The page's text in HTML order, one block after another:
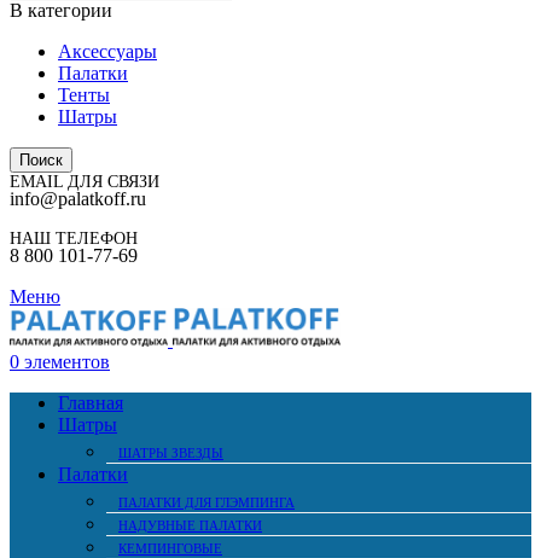
В категории
Аксессуары
Палатки
Тенты
Шатры
Поиск
EMAIL ДЛЯ СВЯЗИ
info@palatkoff.ru
НАШ ТЕЛЕФОН
8 800 101-77-69
Меню
0 элементов
Главная
Шатры
ШАТРЫ ЗВЕЗДЫ
Палатки
ПАЛАТКИ ДЛЯ ГЛЭМПИНГА
НАДУВНЫЕ ПАЛАТКИ
КЕМПИНГОВЫЕ